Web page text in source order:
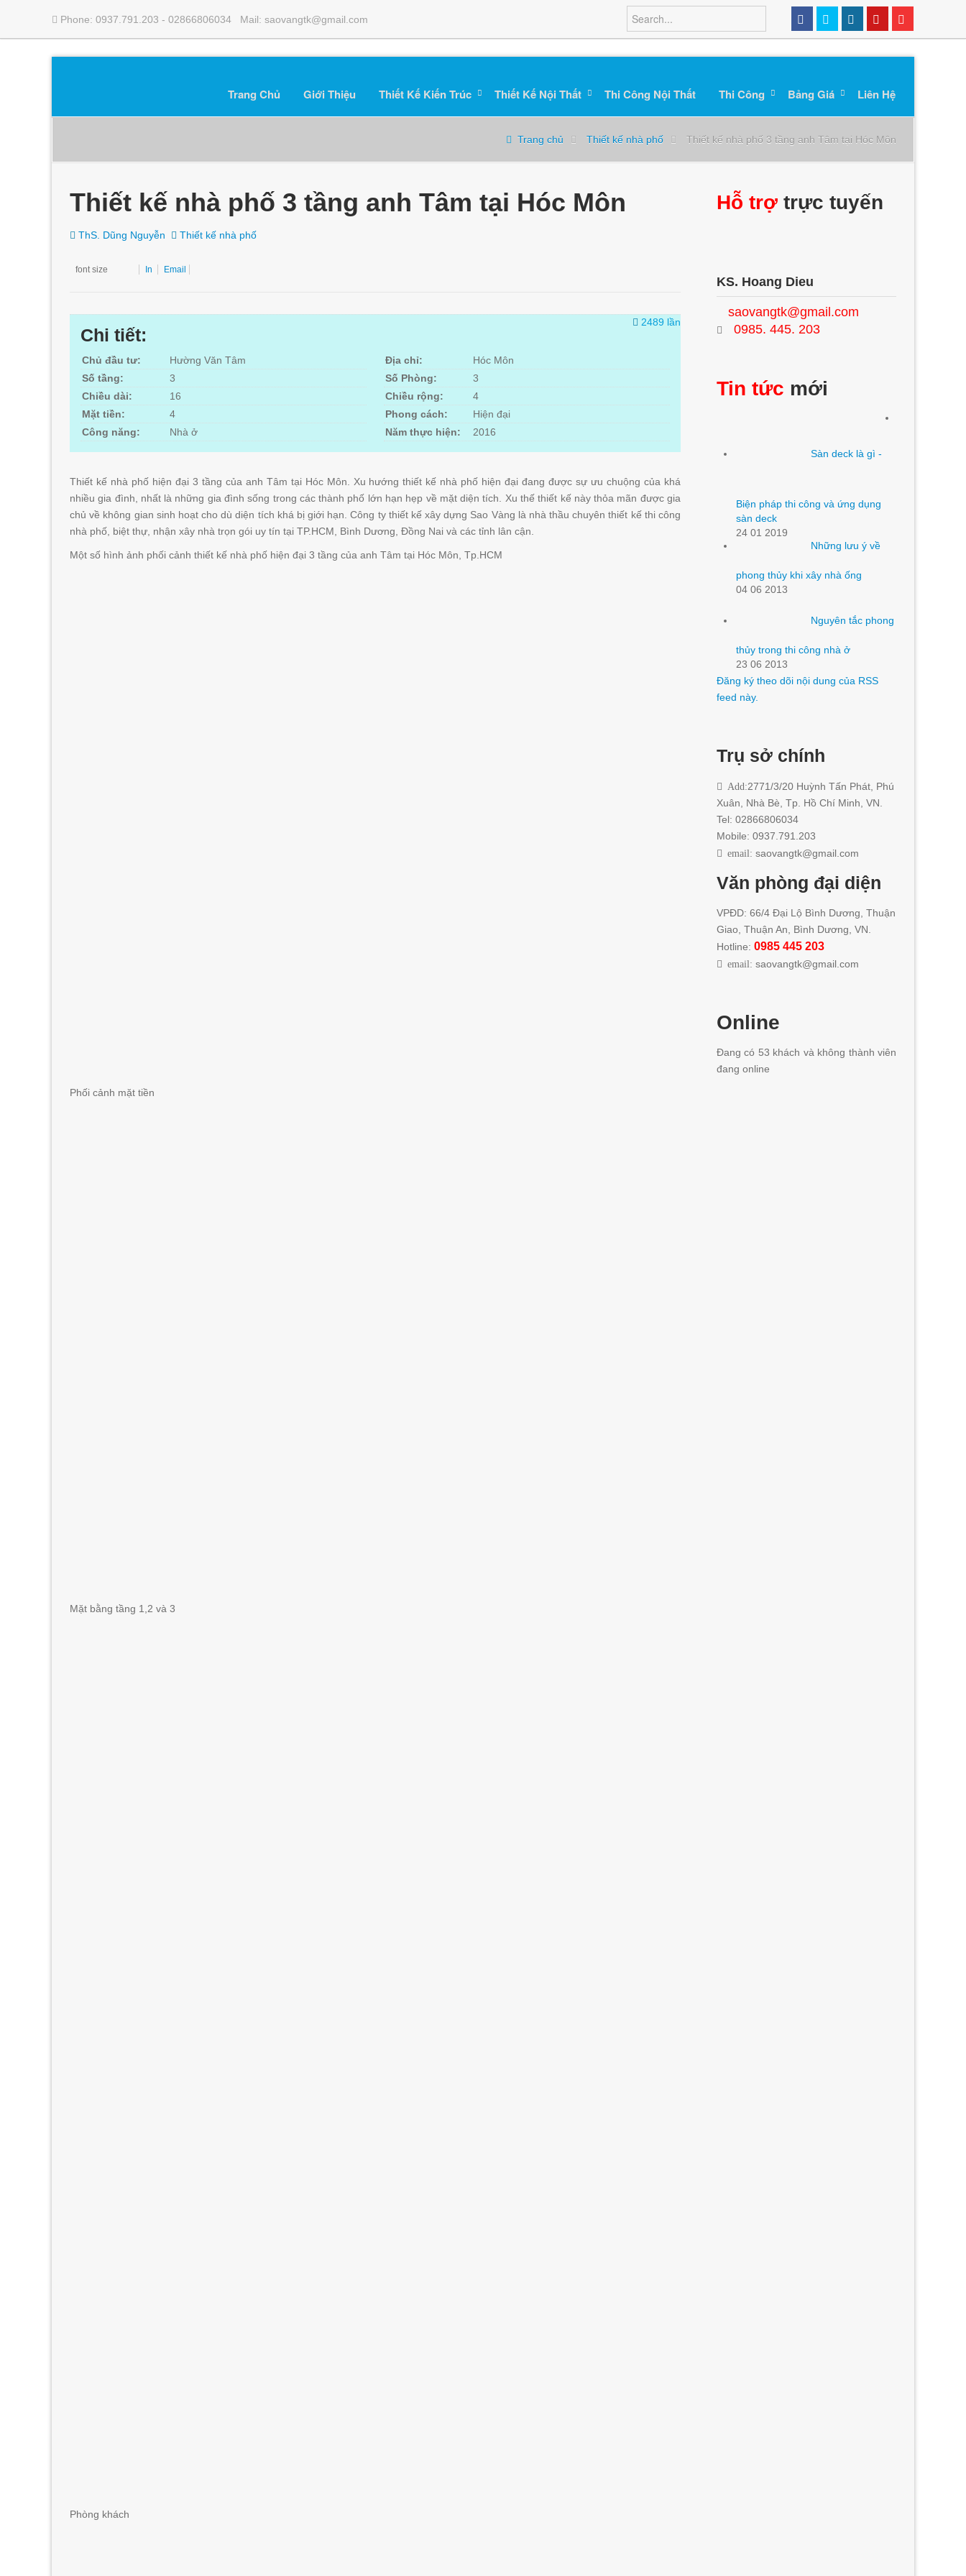
Phone: 0937.791.203 - 02866806034 Mail: saovangtk@gmail.com
Trang Chủ Giới Thiệu Thiết Kế Kiến Trúc Thiết Kế Nội Thất Thi Công Nội Thất Thi Công Bảng Giá Liên Hệ
Trang chủ Thiết kế nhà phố Thiết kế nhà phố 3 tầng anh Tâm tại Hóc Môn
Thiết kế nhà phố 3 tầng anh Tâm tại Hóc Môn
ThS. Dũng Nguyễn Thiết kế nhà phố
font size In Email
2489 lần
Chi tiết:
Chủ đầu tư: Hường Văn Tâm Địa chỉ:
Hóc Môn
Số tầng:
3 Số Phòng:
3
Chiều dài:
16 Chiều rộng:
4
Mặt tiền:
4 Phong cách:
Hiện đại
Công năng:
Nhà ở Năm thực hiện: 2016
Thiết kế nhà phố hiện đại 3 tầng của anh Tâm tại Hóc Môn. Xu hướng thiết kế nhà phố hiện đại đang được sự ưu chuộng của khá
nhiều gia đình, nhất là những gia đình sống trong các thành phố lớn hạn hẹp về mặt diện tích. Xu thế thiết kế này thỏa mãn được gia
chủ về không gian sinh hoạt cho dù diện tích khá bị giới hạn. Công ty thiết kế xây dựng Sao Vàng là nhà thầu chuyên thiết kế thi công
nhà phố, biệt thự, nhận xây nhà trọn gói uy tín tại TP.HCM, Bình Dương, Đồng Nai và các tỉnh lân cận.
Một số hình ảnh phối cảnh thiết kế nhà phố hiện đại 3 tầng của anh Tâm tại Hóc Môn, Tp.HCM
Phối cảnh mặt tiền
Mặt bằng tầng 1,2 và 3
Phòng khách
Hỗ trợ trực tuyến
KS. Hoang Dieu
saovangtk@gmail.com
0985. 445. 203
Tin tức mới
Sàn deck là gì -
Biện pháp thi công và ứng dụng
sàn deck
24 01 2019
Những lưu ý về
phong thủy khi xây nhà ống
04 06 2013
Nguyên tắc phong
thủy trong thi công nhà ở
23 06 2013
Đăng ký theo dõi nội dung của RSS
feed này.
Trụ sở chính
Add:2771/3/20 Huỳnh Tấn Phát Phú
Xuân, Nhà Bè, Tp. Hồ Chí Minh , VN.
Tel: 02866806034
Mobile: 0937.791.203
email: saovangtk@gmail.com
Văn phòng đại diện
VPĐD: 66/4 Đại Lộ Bình Dương, Thuận
Giao, Thuận An, Bình Dương, VN.
Hotline: 0985 445 203
email: saovangtk@gmail.com
Online
Đang có 53 khách và không thành viên
đang online